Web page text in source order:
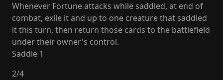
Whenever Fortune attacks while saddled, at end of
combat, exile it and up to one creature that saddled
it this turn, then return those cards to the battlefield
under their owner's control.
Saddle 1
2/4